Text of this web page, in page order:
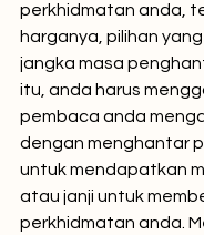
perkhidmatan anda,
harganya, pilihan
jangka masa
itu, anda harus
pembaca anda
dengan menghantar
untuk mendapatkan
atau janji untuk
perkhidmatan anda.